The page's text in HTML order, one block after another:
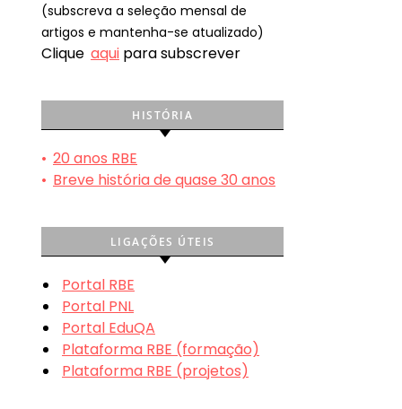
(subscreva a seleção mensal de
artigos e mantenha-se atualizado)
Clique aqui para subscrever
HISTÓRIA
• 20 anos RBE
• Breve história de quase 30 anos
LIGAÇÕES ÚTEIS
Portal RBE
Portal PNL
Portal EduQA
Plataforma RBE (formação)
Plataforma RBE (projetos)